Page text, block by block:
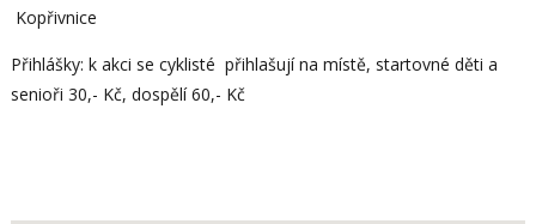
Kopřivnice
Přihlášky: k akci se cyklisté přihlašují na místě, startovné děti a
senioři 30,- Kč, dospělí 60,- Kč